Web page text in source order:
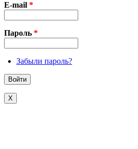
E-mail *
Пароль *
Забыли пароль?
X